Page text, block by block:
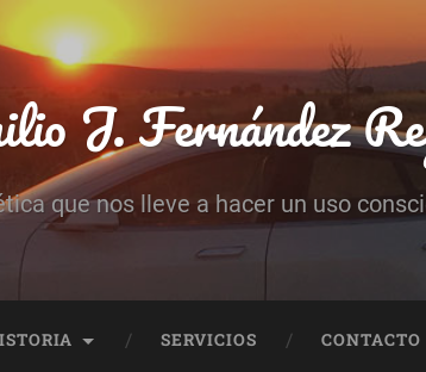
J. Fernández
que nos lleve a hacer un uso
SERVICIOS CONTACTO